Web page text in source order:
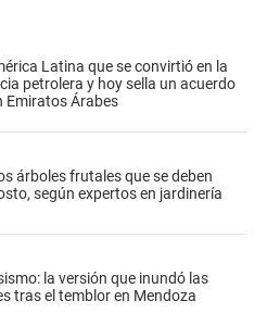
Latina que se convirtió en la
petrolera y hoy sella un acuerdo
Emiratos Árabes
árboles frutales que se deben
según expertos en jardinería
la versión que inundó las
tras el temblor en Mendoza